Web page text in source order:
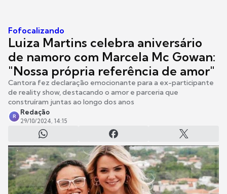
Fofocalizando
Luiza Martins celebra aniversário
de namoro com Marcela Mc Gowan:
"Nossa própria referência de amor"
Cantora fez declaração emocionante para a ex-participante
de reality show, destacando o amor e parceria que
construíram juntas ao longo dos anos
R
Redação
29/10/2024, 14:15